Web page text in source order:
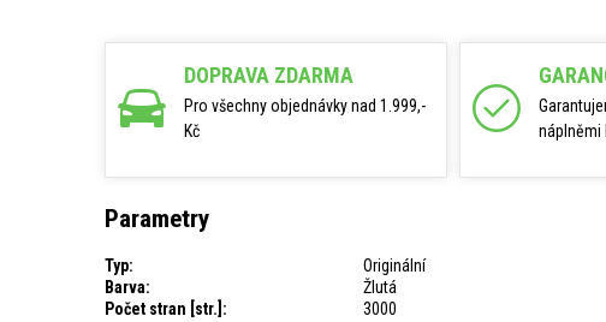
DOPRAVA ZDARMA
Pro všechny objednávky nad 1.999,-
Kč
náplněmi
Parametry
Typ:
Originální
Barva:
Žlutá
Počet stran [str.]:
3000